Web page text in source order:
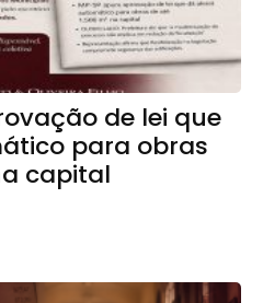
de lei que
para obras
capital